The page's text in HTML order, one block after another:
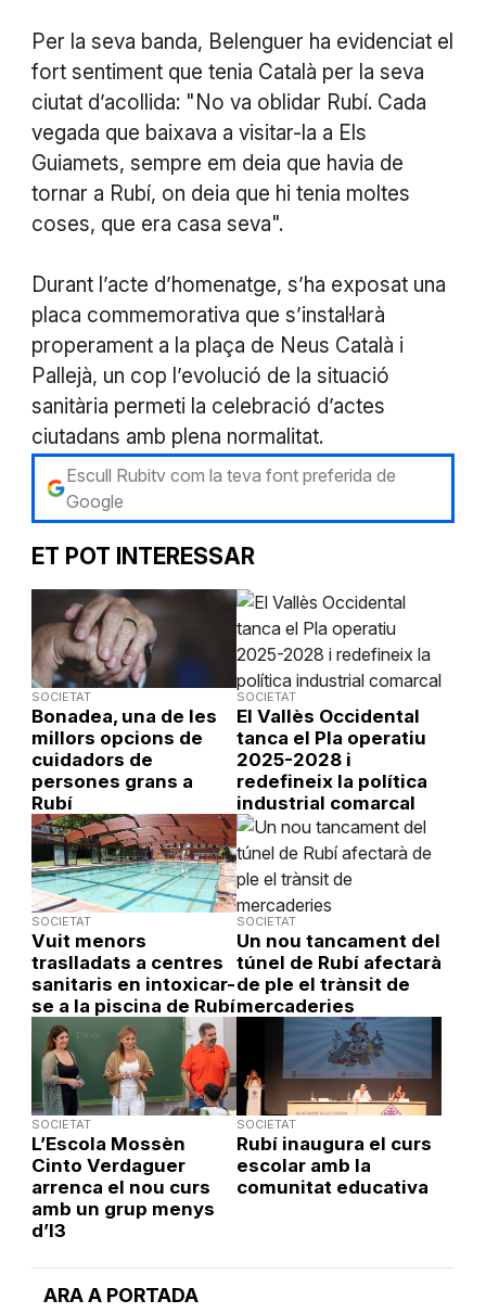
ARA A PORTADA
Per la seva banda, Belenguer ha evidenciat el
fort sentiment que tenia Català per la seva
ciutat d’acollida: "No va oblidar Rubí. Cada
vegada que baixava a visitar-la a Els
Guiamets, sempre em deia que havia de
tornar a Rubí, on deia que hi tenia moltes
coses, que era casa seva".
Durant l’acte d’homenatge, s’ha exposat una
placa commemorativa que s’instal·larà
properament a la plaça de Neus Català i
Pallejà, un cop l’evolució de la situació
sanitària permeti la celebració d’actes
ciutadans amb plena normalitat.
Escull Rubitv com la teva font preferida de
Google
ET POT INTERESSAR
SOCIETAT
Bonadea, una de les
millors opcions de
cuidadors de
persones grans a
Rubí
SOCIETAT
El Vallès Occidental
tanca el Pla operatiu
2025-2028 i
redefineix la política
industrial comarcal
SOCIETAT
Vuit menors
traslladats a centres
sanitaris en intoxicar-
se a la piscina de Rubí
SOCIETAT
Un nou tancament del
túnel de Rubí afectarà
de ple el trànsit de
mercaderies
SOCIETAT
L’Escola Mossèn
Cinto Verdaguer
arrenca el nou curs
amb un grup menys
d’I3
SOCIETAT
Rubí inaugura el curs
escolar amb la
comunitat educativa